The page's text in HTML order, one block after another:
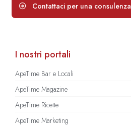
Contattaci per una consulenza
I nostri portali
ApeTime Bar e Locali
ApeTime Magazine
ApeTime Ricette
ApeTime Marketing